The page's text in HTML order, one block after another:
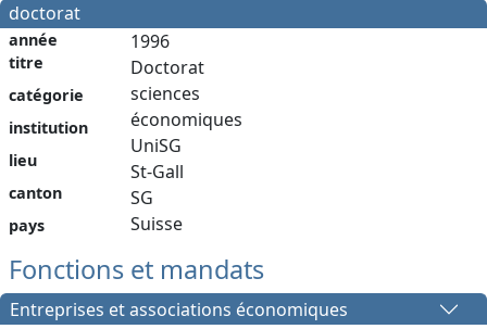
doctorat
année
titre
catégorie
institution
lieu
canton
pays
1996
Doctorat
sciences
économiques
UniSG
St-Gall
SG
Suisse
Fonctions et mandats
Entreprises et associations économiques